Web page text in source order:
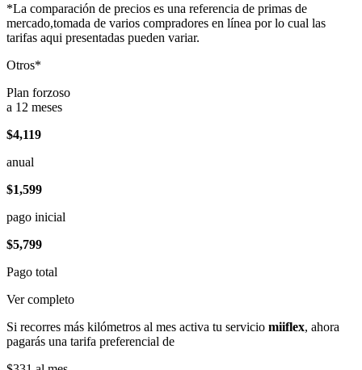
*La comparación de precios es una referencia de primas de
mercado,tomada de varios compradores en línea por lo cual las
tarifas aqui presentadas pueden variar.
Otros*
Plan forzoso
a 12 meses
$4,119
anual
$1,599
pago inicial
$5,799
Pago total
Ver completo
Si recorres más kilómetros al mes activa tu servicio miiflex, ahora
pagarás una tarifa preferencial de